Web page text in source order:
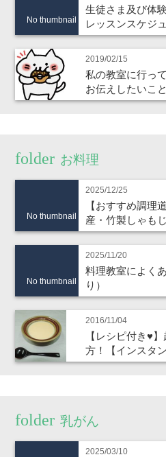
No thumbnail
生徒さま及び体
レッスンスケジ
2019/02/15
私の教室に行っ
お伝えしたいこと
お料理
No thumbnail
2025/12/25
【おすすめ調理
産・竹製しゃも
No thumbnail
2025/11/20
料理教室によく
り）
2016/11/04
【レシピ付き♥
方！【インスタ
乳がん
2025/03/10